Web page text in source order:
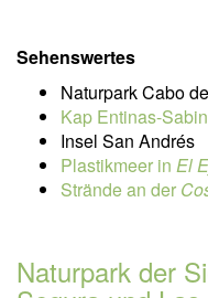
Sehenswertes
Naturpark Cabo
Kap Entinas-
Insel San Andrés
Plastikmeer in El
Strände an der
Naturpark der